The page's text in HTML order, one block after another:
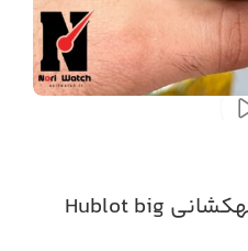
ساعت مردانه هابلوت کهکشانی Hublot big